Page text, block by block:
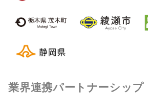
業界連携パートナーシップ